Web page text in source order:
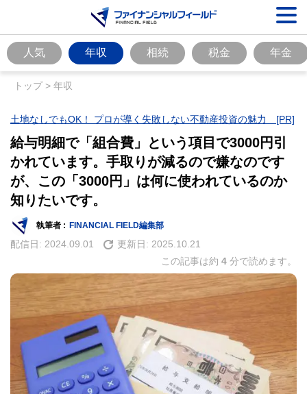
人気 年収 相続 税金 年金
トップ> 年収
土地なしでもOK！ プロが導く失敗しない不動産投資の魅力 [PR]
給与明細で「組合費」という項目で3000円引
かれています。手取りが減るので嫌なのです
が、この「3000円」は何に使われているのか
知りたいです。
執筆者 : FINANCIAL FIELD編集部
配信日: 2024.09.01 更新日: 2025.10.21
この記事は約 4 分で読めます。